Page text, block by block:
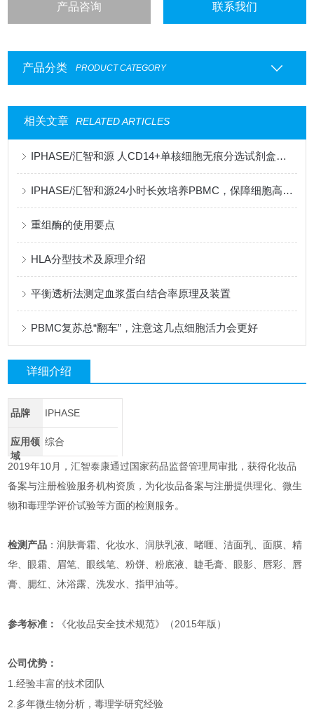
产品咨询 联系我们
产品分类 PRODUCT CATEGORY
相关文章 RELATED ARTICLES
IPHASE/汇智和源 人CD14+单核细胞无痕分选试剂盒研发成功
IPHASE/汇智和源24小时长效培养PBMC，保障细胞高活性
重组酶的使用要点
HLA分型技术及原理介绍
平衡透析法测定血浆蛋白结合率原理及装置
PBMC复苏总“翻车”，注意这几点细胞活力会更好
详细介绍
品牌 IPHASE
应用领
域
综合
2019年10月，汇智泰康通过国家药品监督管理局审批，获得化妆品
备案与注册检验服务机构资质，为化妆品备案与注册提供理化、微生
物和毒理学评价试验等方面的检测服务。
检测产品 ：润肤膏霜、化妆水、润肤乳液、啫喱、洁面乳、面膜、精
华、眼霜、眉笔、眼线笔、粉饼、粉底液、睫毛膏、眼影、唇彩、唇
膏、腮红、沐浴露、洗发水、指甲油等。
参考标准： 《化妆品安全技术规范》（2015年版）
公司优势：
1.经验丰富的技术团队
2. 多年微生物分析，毒理学研究经验